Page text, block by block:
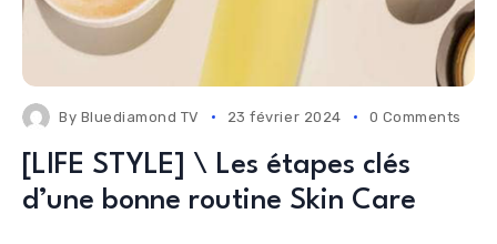
By Bluediamond TV 23 février 2024 0 Comments
[LIFE STYLE] \ Les étapes clés
d’une bonne routine Skin Care